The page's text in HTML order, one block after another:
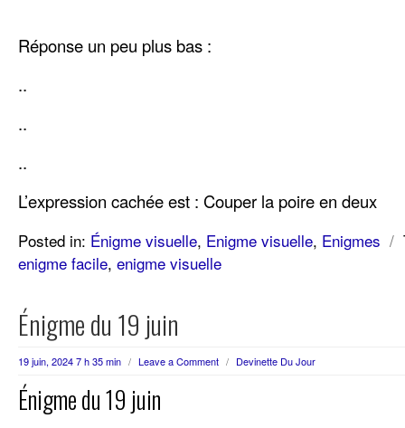
Réponse un peu plus bas :
..
..
..
L’expression cachée est : Couper la poire en deux
Posted in: Énigme visuelle, Enigme visuelle, Enigmes /
enigme facile, enigme visuelle
Énigme du 19 juin
19 juin, 2024 7 h 35 min / Leave a Comment / Devinette Du Jour
Énigme du 19 juin